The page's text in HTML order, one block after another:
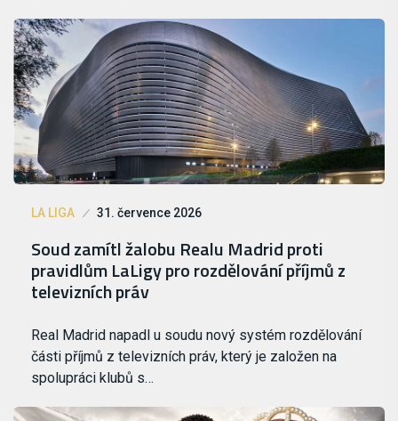
LA LIGA 31. července 2026
Soud zamítl žalobu Realu Madrid proti
pravidlům LaLigy pro rozdělování příjmů z
televizních práv
Real Madrid napadl u soudu nový systém rozdělování
části příjmů z televizních práv, který je založen na
spolupráci klubů s…